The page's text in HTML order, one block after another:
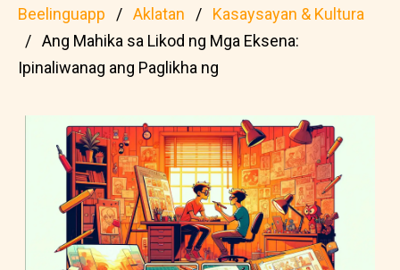
Beelinguapp Aklatan
Kasaysayan & Kultura
Ang Mahika sa Likod ng Mga Eksena:
Ipinaliwanag ang Paglikha ng